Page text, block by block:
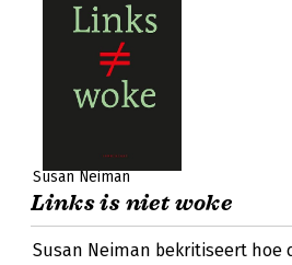
Susan Neiman
Links is niet woke
Susan Neiman bekritiseert hoe